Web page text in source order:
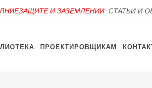
И ЗАЗЕМЛЕНИИ: СТАТЬИ И
ПРОЕКТИРОВЩИКАМ